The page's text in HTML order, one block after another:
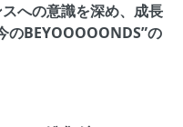
への意識を深め、成長
BEYOOOOONDS”の